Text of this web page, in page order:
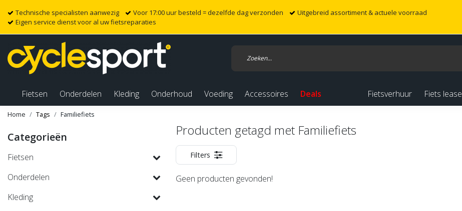
Technische specialisten aanwezig Voor 17:00 uur besteld = dezelfde dag verzonden
Uitgebreid assortiment & actuele voorraad
Eigen service dienst voor al uw fietsreparaties
Fietsen Onderdelen Kleding Onderhoud Voeding Accessoires Deals Fietsverhuur Fiets lease
Home Tags Familiefiets
Categorieën
Fietsen
Onderdelen
Kleding
Producten getagd met Familiefiets
Filters
Geen producten gevonden!